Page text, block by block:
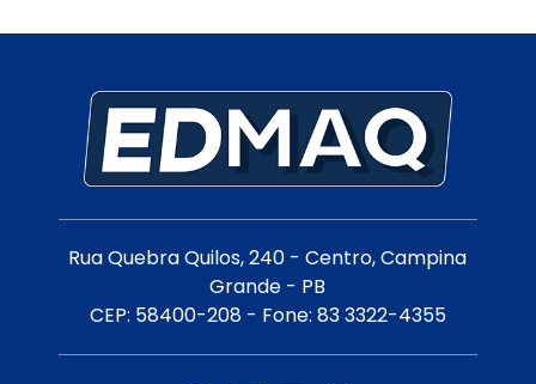
Rua Quebra Quilos, 240 - Centro, Campina
Grande - PB
CEP: 58400-208 - Fone: 83 3322-4355